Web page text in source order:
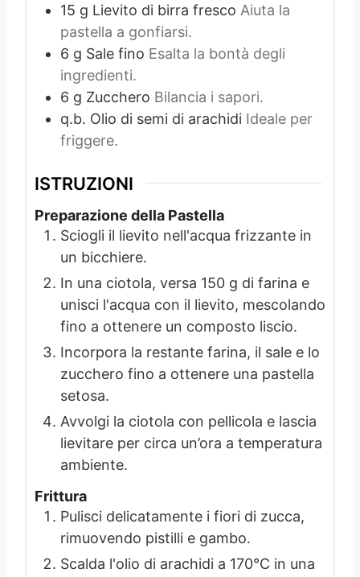
15 g Lievito di birra fresco Aiuta la
pastella a gonfiarsi.
6 g Sale fino Esalta la bontà degli
ingredienti.
6 g Zucchero Bilancia i sapori.
q.b. Olio di semi di arachidi Ideale per
friggere.
ISTRUZIONI
Preparazione della Pastella
Sciogli il lievito nell'acqua frizzante in
un bicchiere.
In una ciotola, versa 150 g di farina e
unisci l'acqua con il lievito, mescolando
fino a ottenere un composto liscio.
Incorpora la restante farina, il sale e lo
zucchero fino a ottenere una pastella
setosa.
Avvolgi la ciotola con pellicola e lascia
lievitare per circa un’ora a temperatura
ambiente.
Frittura
Pulisci delicatamente i fiori di zucca,
rimuovendo pistilli e gambo.
Scalda l'olio di arachidi a 170°C in una